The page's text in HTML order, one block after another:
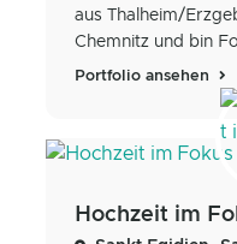
aus Thalheim/
Chemnitz und bin
Portfolio ansehen
Hochzeit im